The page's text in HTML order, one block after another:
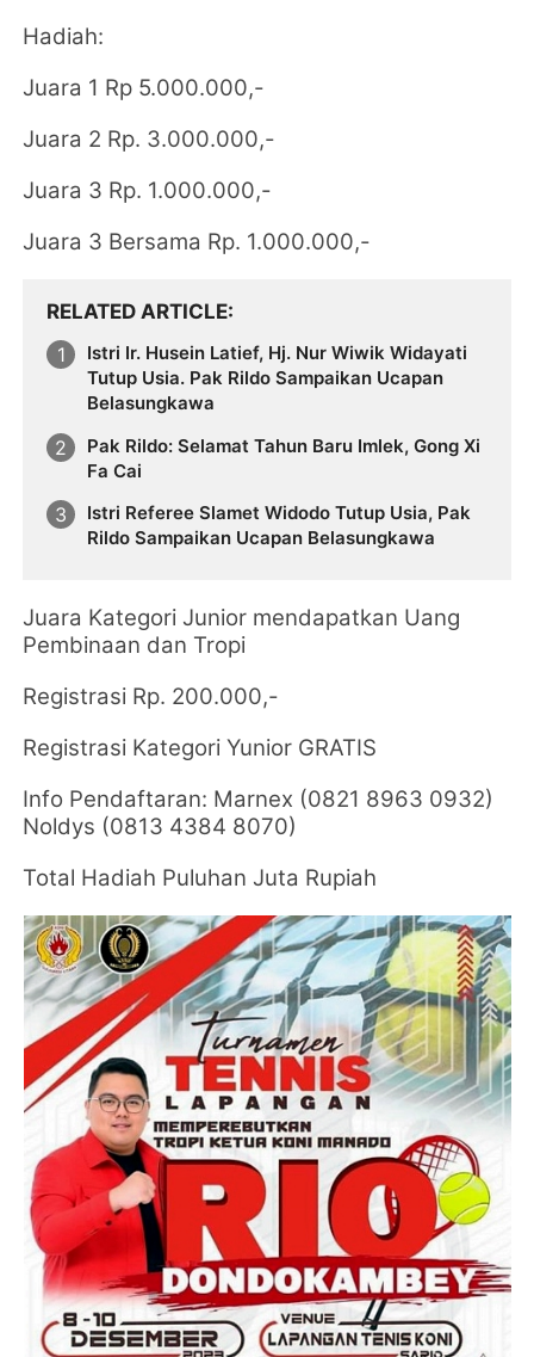
Hadiah:
Juara 1 Rp 5.000.000,-
Juara 2 Rp. 3.000.000,-
Juara 3 Rp. 1.000.000,-
Juara 3 Bersama Rp. 1.000.000,-
RELATED ARTICLE
Istri Ir. Husein Latief, Hj. Nur Wiwik Widayati
Tutup Usia. Pak Rildo Sampaikan Ucapan
Belasungkawa
Pak Rildo: Selamat Tahun Baru Imlek, Gong Xi
Fa Cai
Istri Referee Slamet Widodo Tutup Usia, Pak
Rildo Sampaikan Ucapan Belasungkawa
Juara Kategori Junior mendapatkan Uang
Pembinaan dan Tropi
Registrasi Rp. 200.000,-
Registrasi Kategori Yunior GRATIS
Info Pendaftaran: Marnex (0821 8963 0932)
Noldys (0813 4384 8070)
Total Hadiah Puluhan Juta Rupiah